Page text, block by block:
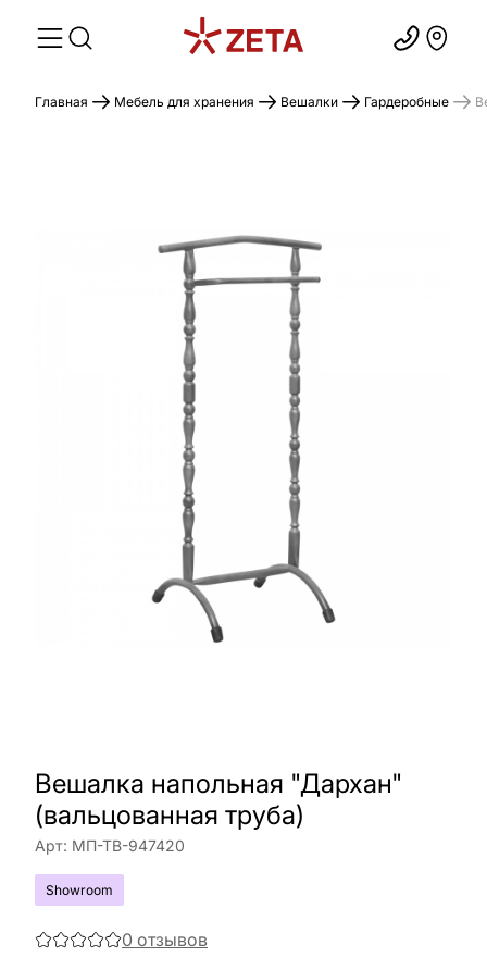
Главная Мебель для хранения Вешалки Гардеробные
Вешалка напольная "Дархан"
(вальцованная труба)
Арт: МП-ТВ-947420
Showroom
0 отзывов